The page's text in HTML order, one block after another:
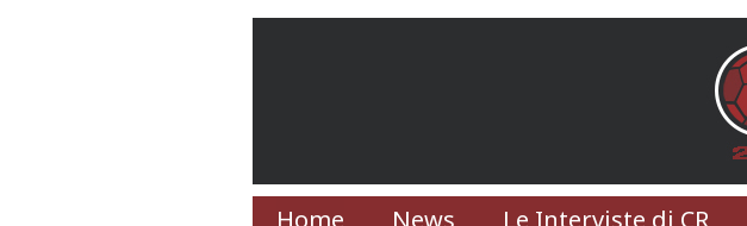
Home News Le Interviste di CR